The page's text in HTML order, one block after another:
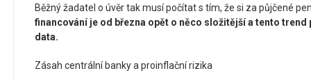
Běžný žadatel o úvěr tak musí počítat s tím, že si za půjčené
financování je od března opět o něco složitější a tento
data.
Zásah centrální banky a proinflační rizika